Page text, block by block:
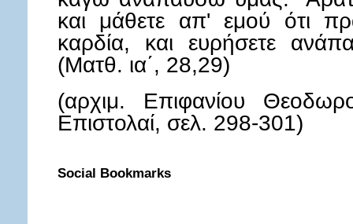
και μάθετε απ' εμού ότι
καρδία, και ευρήσετε
(Ματθ. ια΄, 28,29)
(αρχιμ. Επιφανίου
Επιστολαί, σελ. 298-301)
Social Bookmarks